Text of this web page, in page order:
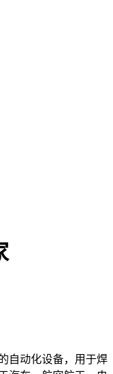
自动化设备，用于焊